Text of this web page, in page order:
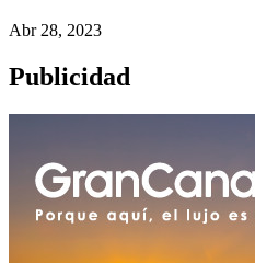
Abr 28, 2023
Publicidad